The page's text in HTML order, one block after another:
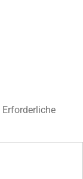
Erforderliche